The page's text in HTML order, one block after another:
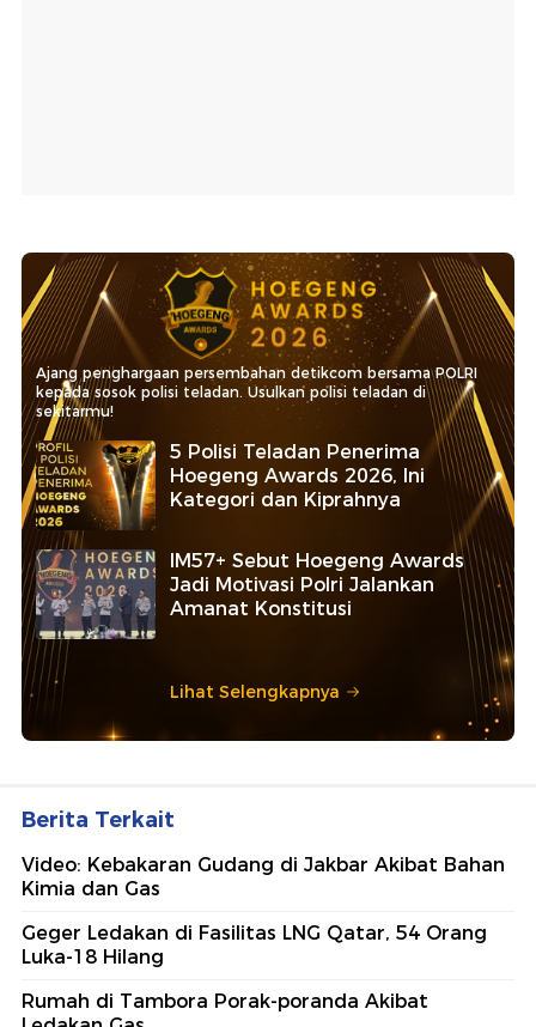
Ajang penghargaan persembahan detikcom bersama POLRI
kepada sosok polisi teladan. Usulkan polisi teladan di
sekitarmu!
5 Polisi Teladan Penerima
Hoegeng Awards 2026, Ini
Kategori dan Kiprahnya
IM57+ Sebut Hoegeng Awards
Jadi Motivasi Polri Jalankan
Amanat Konstitusi
Lihat Selengkapnya
Berita Terkait
Video: Kebakaran Gudang di Jakbar Akibat Bahan
Kimia dan Gas
Geger Ledakan di Fasilitas LNG Qatar, 54 Orang
Luka-18 Hilang
Rumah di Tambora Porak-poranda Akibat